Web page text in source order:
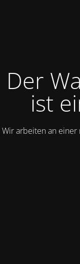
Der
ist
Wir arbeiten an einer